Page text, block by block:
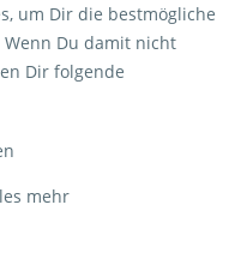
Pfannen für jeden
und Bratreine
um Dir die bestmögliche
Du damit nicht
Dir folgende
mehr